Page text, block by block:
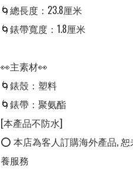
🌀總長度：23.8厘米
🌀錶帶寬度：1.8厘米
👀主素材👀
🌀錶殼：塑料
🌀錶帶：聚氨酯
[本產品不防水]
⭕ 本店為客人訂購海外產品,
養服務